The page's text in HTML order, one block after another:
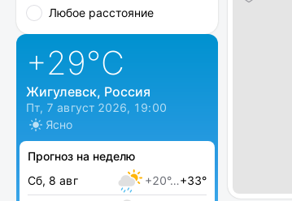
Любое расстояние
+29°C
Жигулевск, Россия
Пт, 7 август 2026, 19:00
Ясно
Прогноз на неделю
Сб, 8 авг
+20°…+33°